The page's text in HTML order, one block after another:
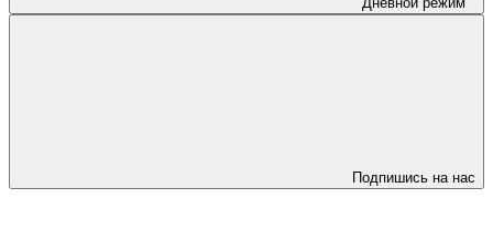
Подпишись на нас